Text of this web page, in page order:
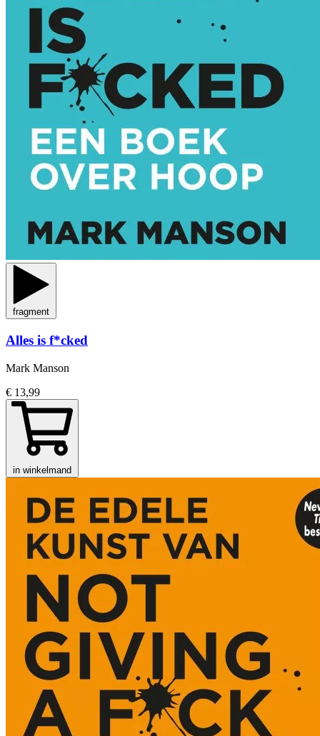
fragment
Alles is f*cked
Mark Manson
€ 13,99
in winkelmand